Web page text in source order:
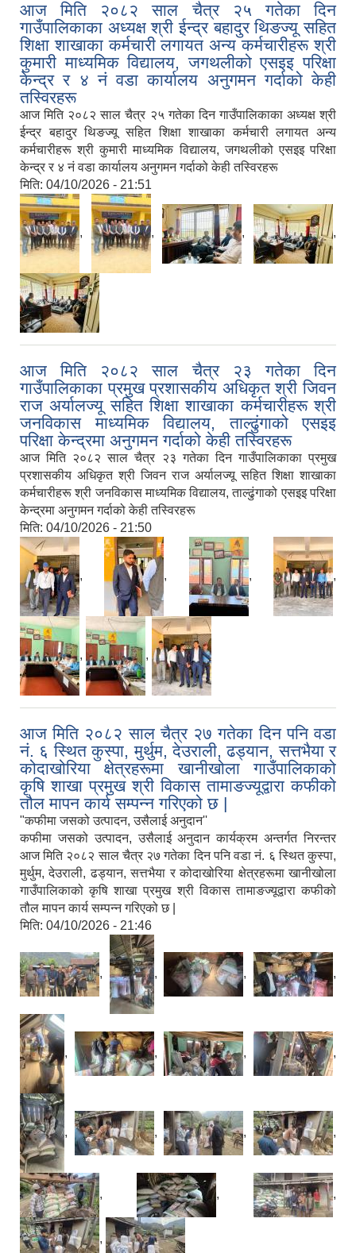
आज मिति २०८२ साल चैत्र २५ गतेका दिन
गाउँपालिकाका अध्यक्ष श्री ईन्द्र बहादुर थिङज्यू सहित
शिक्षा शाखाका कर्मचारी लगायत अन्य कर्मचारीहरू श्री
कुमारी माध्यमिक विद्यालय, जगथलीको एसइइ परिक्षा
केन्द्र र ४ नं वडा कार्यालय अनुगमन गर्दाको केही
तस्विरहरू
आज मिति २०८२ साल चैत्र २५ गतेका दिन गाउँपालिकाका अध्यक्ष श्री
ईन्द्र बहादुर थिङज्यू सहित शिक्षा शाखाका कर्मचारी लगायत अन्य
कर्मचारीहरू श्री कुमारी माध्यमिक विद्यालय, जगथलीको एसइइ परिक्षा
केन्द्र र ४ नं वडा कार्यालय अनुगमन गर्दाको केही तस्विरहरू
मिति: 04/10/2026 - 21:51
, , , ,
आज मिति २०८२ साल चैत्र २३ गतेका दिन
गाउँपालिकाका प्रमुख प्रशासकीय अधिकृत श्री जिवन
राज अर्यालज्यू सहित शिक्षा शाखाका कर्मचारीहरू श्री
जनविकास माध्यमिक विद्यालय, ताल्ढुंगाको एसइइ
परिक्षा केन्द्रमा अनुगमन गर्दाको केही तस्विरहरू
आज मिति २०८२ साल चैत्र २३ गतेका दिन गाउँपालिकाका प्रमुख
प्रशासकीय अधिकृत श्री जिवन राज अर्यालज्यू सहित शिक्षा शाखाका
कर्मचारीहरू श्री जनविकास माध्यमिक विद्यालय, ताल्ढुंगाको एसइइ परिक्षा
केन्द्रमा अनुगमन गर्दाको केही तस्विरहरू
मिति: 04/10/2026 - 21:50
, , , ,
, ,
आज मिति २०८२ साल चैत्र २७ गतेका दिन पनि वडा
नं. ६ स्थित कुस्पा, मुर्थुम, देउराली, ढड्यान, सत्तभैया र
कोदाखोरिया क्षेत्रहरूमा खानीखोला गाउँपालिकाको
कृषि शाखा प्रमुख श्री विकास तामाङज्यूद्वारा कफीको
तौल मापन कार्य सम्पन्न गरिएको छ |
"कफीमा जसको उत्पादन, उसैलाई अनुदान''
कफीमा जसको उत्पादन, उसैलाई अनुदान कार्यक्रम अन्तर्गत निरन्तर
आज मिति २०८२ साल चैत्र २७ गतेका दिन पनि वडा नं. ६ स्थित कुस्पा,
मुर्थुम, देउराली, ढड्यान, सत्तभैया र कोदाखोरिया क्षेत्रहरूमा खानीखोला
गाउँपालिकाको कृषि शाखा प्रमुख श्री विकास तामाङज्यूद्वारा कफीको
तौल मापन कार्य सम्पन्न गरिएको छ |
मिति: 04/10/2026 - 21:46
, , , ,
, , , ,
, , , ,
, , ,
,